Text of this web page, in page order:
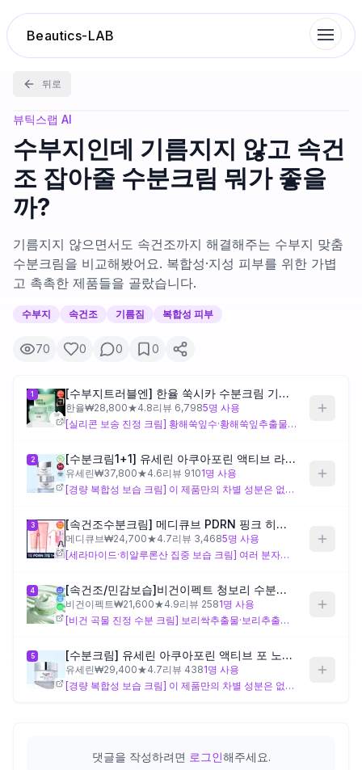
Beautics-LAB
랭킹
성분분석
나의 스킨케어
대화 이력
찜 목록
루틴탐색
제품비교
Login
뒤로
뷰틱스랩 AI
수부지인데 기름지지 않고 속건
조 잡아줄 수분크림 뭐가 좋을
까?
기름지지 않으면서도 속건조까지 해결해주는 수부지 맞춤
수분크림을 비교해봤어요. 복합성·지성 피부를 위한 가볍
고 촉촉한 제품들을 골랐습니다.
수부지 속건조 기름짐 복합성 피부
70 0 0 0
1 [수부지트러블엔] 한율 쑥시카 수분크림 기획 (55ml+25ml+시트팩1매)
한율₩28,800★4.8리뷰 6,7985명 사용
[실리콘 보송 진정 크림] 황해쑥잎수·황해쑥잎추출물, 구상나무잎추출물, 병풀꽃/잎/줄기추출물, 락토바실러스발효물이 이 제품만의 차별 성분으로, 트러블이 잦은 수부지 피부의 진정·케어 설계 의도가 뚜렷합니다. 다수의 실리콘 성분과 피막형성 폴리머로 보송한 마무리감을 설계해 기름짐이 올라오는 T존에도 비교적 가볍게 사용할 수 있는 구성이나, 실리콘 피막 누적에 민감하게 반응하는 피부라면 장기 사용 시 주의가 필요합니다.
2 [수분크림1+1] 유세린 아쿠아포린 액티브 라이트크림 복합성용 50ml
유세린₩37,800★4.6리뷰 9101명 사용
[경량 복합성 보습 크림] 이 제품만의 차별 성분은 없으며, 제품 5(유세린 아쿠아포린 액티브 포 노멀 투 컴비네이션 스킨)와 성분 구성이 동일합니다. 글리세릴글루코사이드 기반의 수분 공급과 변성알코올로 가벼운 사용감을 설계한 제품으로, 겉 기름짐을 최소화하면서 속건조를 잡고 싶은 복합성·수부지 피부에 맞는 구성입니다. 진정·장벽 특화 성분이 별도로 포함되지 않아 트러블 케어보다는 일상적인 수분 유지 목적에 초점이 맞춰져 있습니다.
3 [속건조수분크림] 메디큐브 PDRN 핑크 히알루로닉 수분크림 50ml 더블기획 (+앰플10ml)
메디큐브₩24,700★4.7리뷰 3,4685명 사용
[세라마이드·히알루론산 집중 보습 크림] 여러 분자량의 히알루론산 5종, 세라마이드 5종+피토스핑고신+콜레스테롤로 구성된 완전한 세라마이드 복합체, 소듐디엔에이(PDRN), 아데노신, 다수의 펩타이드가 이 제품만의 차별 성분으로, 속건조와 장벽 손상이 동시에 있는 수부지 피부의 집중 보습·재생 설계 의도가 뚜렷합니다. 다만 오일 유화 베이스와 많은 성분 수로 인해 지성 T존에는 무겁게 느껴질 수 있으며, 성분 과민 반응이 있는 민감 피부는 사용 초반 반응을 확인하는 것이 좋습니다.
4 [속건조/민감보습]비건이펙트 청보리 수분크림 50g
비건이펙트₩21,600★4.9리뷰 2581명 사용
[비건 곡물 진정 수분 크림] 보리싹추출물·보리추출물, 돌나물추출물, 위버대나무줄기추출물, 바이오사카라이드검-1이 이 제품만의 차별 성분으로, 자극을 낮춘 식물성·곡물 기반의 보습·진정 설계가 특징입니다. 피부 기능 개선보다는 순한 성분으로 일상 보습과 진정을 원하는 수부지·민감 피부에 맞는 구성이나, 전성분에 밀추출물이 포함되어 있어 밀 성분에 민감한 경우 주의가 필요합니다.
5 [수분크림] 유세린 아쿠아포린 액티브 포 노멀 투 컴비네이션 스킨 50ml 복합성피부용
유세린₩29,400★4.7리뷰 4381명 사용
[경량 복합성 보습 크림] 이 제품만의 차별 성분은 없으며, 제품 2(유세린 아쿠아포린 액티브 라이트크림 복합성용)와 성분 구성이 동일합니다. 글리세릴글루코사이드와 변성알코올 기반의 가벼운 수분 공급 설계로, 기름지지 않으면서 속건조를 관리하고 싶은 복합성·수부지 피부에 적합한 구성입니다. 진정·장벽 특화 성분은 포함되지 않아 기초 수분 유지에 초점이 맞춰진 제품으로, 기름짐 억제보다 보습 유지 목적으로 사용할 때 설계 의도와 잘 맞습니다.
댓글을 작성하려면 로그인해주세요.